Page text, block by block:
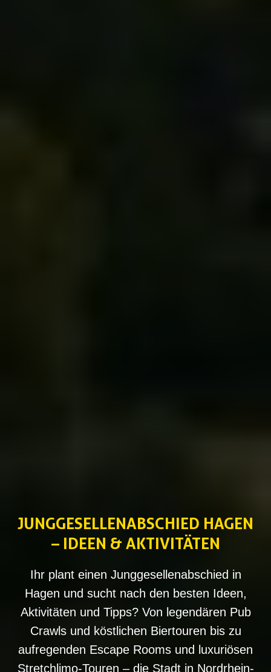
JUNGGESELLENABSCHIED HAGEN
– IDEEN & AKTIVITÄTEN
Ihr plant einen Junggesellenabschied in
Hagen und sucht nach den besten Ideen,
Aktivitäten und Tipps? Von legendären Pub
Crawls und köstlichen Biertouren bis zu
aufregenden Escape Rooms und luxuriösen
Stretchlimo-Touren – die Stadt in Nordrhein-